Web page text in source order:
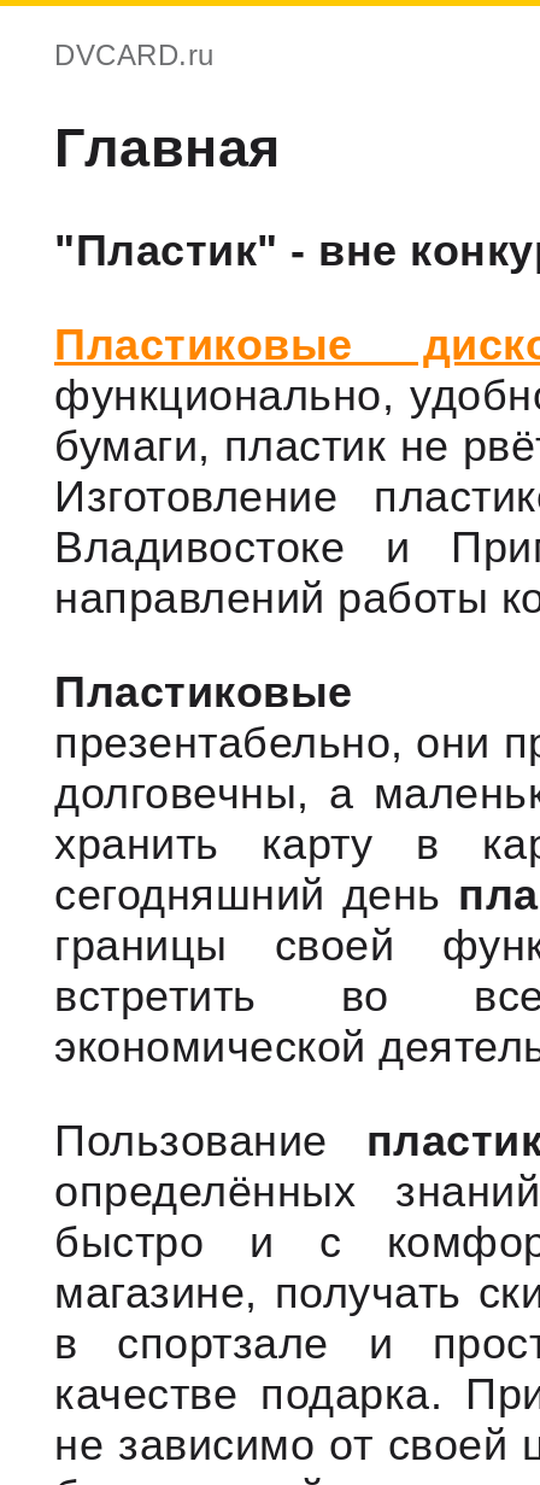
DVCARD.ru
Главная
"Пластик" - вне
Пластиковые
функционально,
бумаги, пластик не
Изготовление
Владивостоке и
направлений работы
Пластиковые
презентабельно, они
долговечны, а
хранить карту в
сегодняшний день
границы своей
встретить во
экономической
Пользование
определённых
быстро и с
магазине, получать
в спортзале и
качестве подарка.
не зависимо от своей